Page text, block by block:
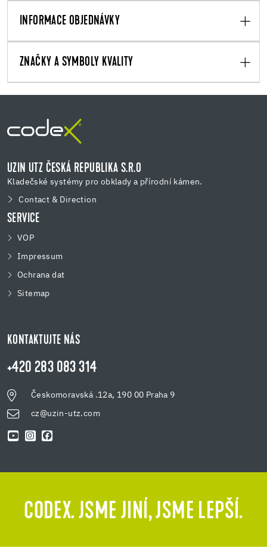
INFORMACE OBJEDNÁVKY
ZNAČKY A SYMBOLY KVALITY
UZIN UTZ ČESKÁ REPUBLIKA S.R.O
Kladečské systémy pro obklady a přírodní kámen.
Contact & Direction
SERVICE
VOP
Impressum
Ochrana dat
Sitemap
KONTAKTUJTE NÁS
+420 283 083 314
Českomoravská .12a, 190 00 Praha 9
cz@uzin-utz.com
CODEX. JSME JINÍ, JSME LEPŠÍ.